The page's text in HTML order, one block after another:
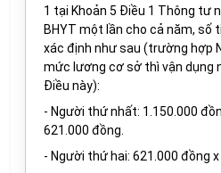
1 tại Khoản 5 Điều 1 Thông tư
BHYT một lần cho cả năm, số
xác định như sau (trường hợp
mức lương cơ sở thì vận dụng
Điều này):
- Người thứ nhất: 1.150.000
621.000 đồng.
- Người thứ hai: 621.000 đồng x